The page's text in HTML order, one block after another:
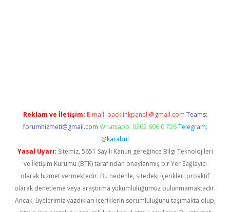
Reklam ve İletişim: E-mail: backlinkpaneli@gmail.com Teams:
forumhizmeti@gmail.com Whatsapp: 0262 606 0 726 Telegram:
@karabul
Yasal Uyarı: Sitemiz, 5651 Sayılı Kanun gereğince Bilgi Teknolojileri
ve İletişim Kurumu (BTK) tarafından onaylanmış bir Yer Sağlayıcı
olarak hizmet vermektedir. Bu nedenle, sitedeki içerikleri proaktif
olarak denetleme veya araştırma yükümlülüğümüz bulunmamaktadır.
Ancak, üyelerimiz yazdıkları içeriklerin sorumluluğunu taşımakta olup,